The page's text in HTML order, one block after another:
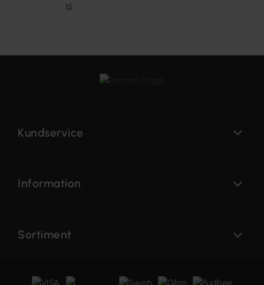
15
Kundservice
Information
Sortiment